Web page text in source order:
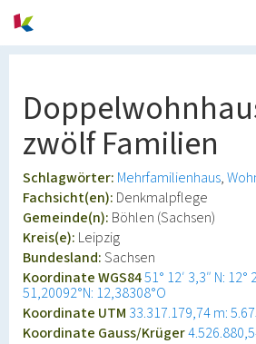
zwölf Familien
Schlagwörter: Mehrfamilienhaus
Fachsicht(en): Denkmalpflege
Gemeinde(n): Böhlen (Sachsen)
Kreis(e): Leipzig
Bundesland:Sachsen
Koordinate WGS8451° 12′ 3,3″ N: 12°
51,20092°N: 12,38308°O
Koordinate UTM 33.317.179,74 m:
Koordinate Gauss/Krüger